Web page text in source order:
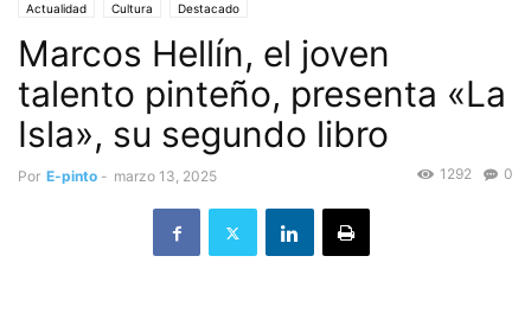
Actualidad Cultura Destacado
Marcos Hellín, el joven
talento pinteño, presenta «La
Isla», su segundo libro
Por E-pinto - marzo 13, 2025 0
1292